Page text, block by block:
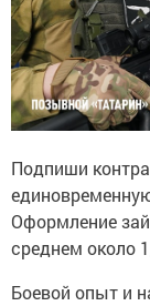
Подпиши
Оформление
среднем около
Боевой опыт и